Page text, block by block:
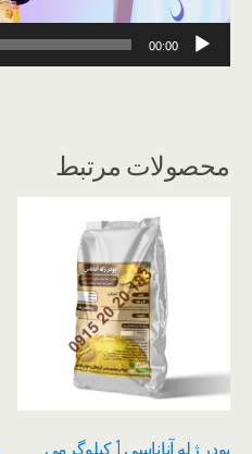
00:00
محصولات مرتبط
پودر ژله آناناسی 1 کیلوگرمی